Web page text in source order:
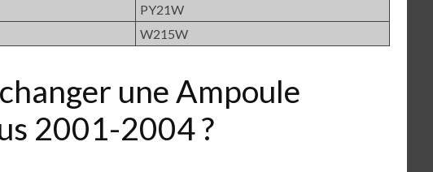
PY21W
W215W
une Ampoule
2001-2004 ?